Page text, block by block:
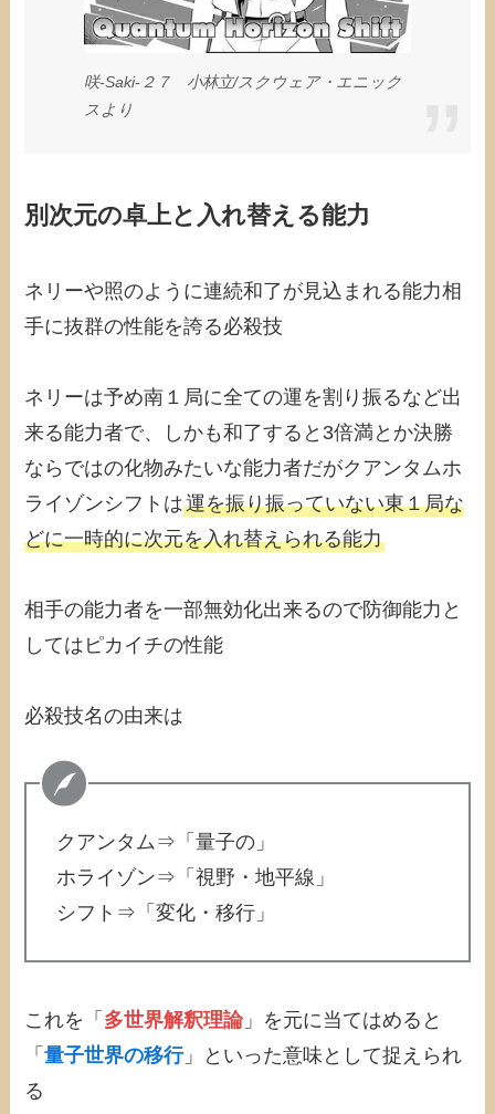
咲-Saki-２７ 小林立/スクウェア・エニック
スより
別次元の卓上と入れ替える能力
ネリーや照のように連続和了が見込まれる能力相
手に抜群の性能を誇る必殺技
ネリーは予め南１局に全ての運を割り振るなど出
来る能力者で、しかも和了すると3倍満とか決勝
ならではの化物みたいな能力者だがクアンタムホ
ライゾンシフトは運を振り振っていない東１局な
どに一時的に次元を入れ替えられる能力
相手の能力者を一部無効化出来るので防御能力と
してはピカイチの性能
必殺技名の由来は
クアンタム⇒「量子の」
ホライゾン⇒「視野・地平線」
シフト⇒「変化・移行」
これを「 多世界解釈理論」を元に当てはめると
「量子世界の移行」といった意味として捉えられ
る